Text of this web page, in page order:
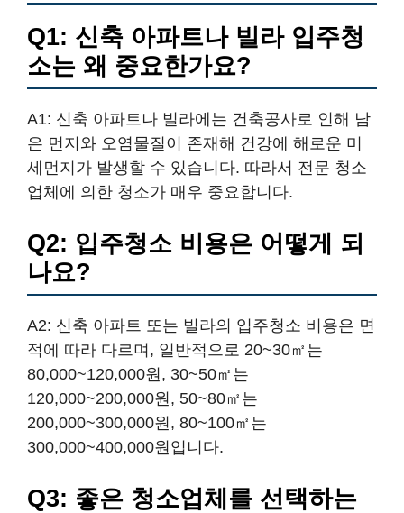
Q1: 신축 아파트나 빌라 입주청
소는 왜 중요한가요?
A1: 신축 아파트나 빌라에는 건축공사로 인해 남
은 먼지와 오염물질이 존재해 건강에 해로운 미
세먼지가 발생할 수 있습니다. 따라서 전문 청소
업체에 의한 청소가 매우 중요합니다.
Q2: 입주청소 비용은 어떻게 되
나요?
A2: 신축 아파트 또는 빌라의 입주청소 비용은 면
적에 따라 다르며, 일반적으로 20~30㎡는
80,000~120,000원, 30~50㎡는
120,000~200,000원, 50~80㎡는
200,000~300,000원, 80~100㎡는
300,000~400,000원입니다.
Q3: 좋은 청소업체를 선택하는